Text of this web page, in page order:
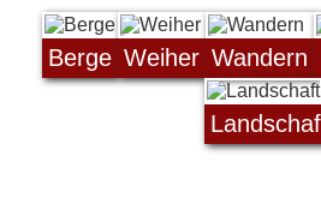
Berge Weiher Wandern